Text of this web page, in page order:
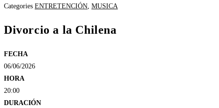
Categories ENTRETENCIÓN, MUSICA
Divorcio a la Chilena
FECHA
06/06/2026
HORA
20:00
DURACIÓN